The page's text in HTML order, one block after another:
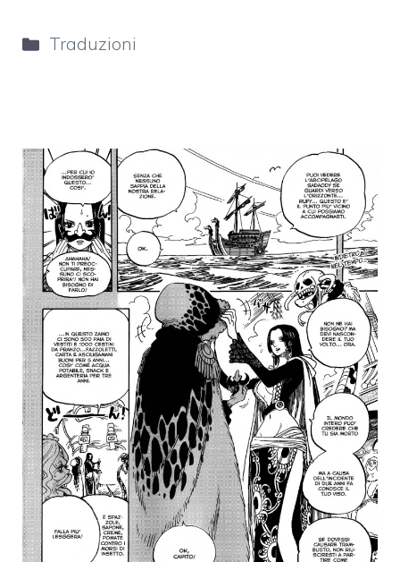
Categorie
Traduzioni